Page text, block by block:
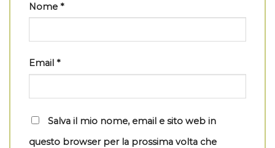
Nome *
Email *
Salva il mio nome, email e sito web in
questo browser per la prossima volta che